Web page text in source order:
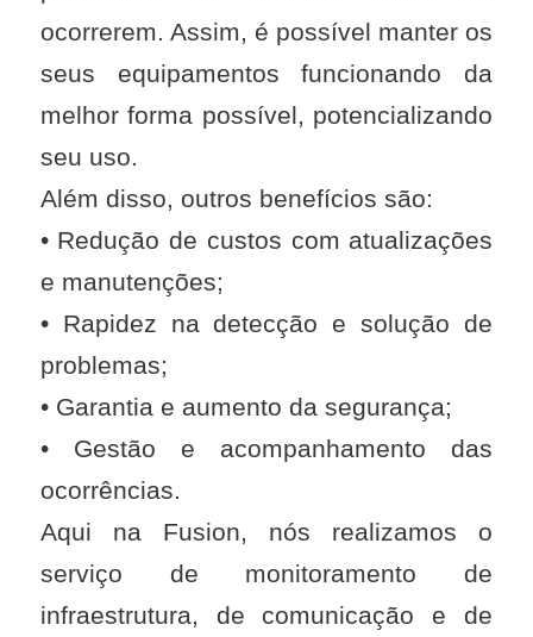
ocorrerem. Assim, é possível manter os
seus equipamentos funcionando da
melhor forma possível, potencializando
seu uso.
Além disso, outros benefícios são:
• Redução de custos com atualizações
e manutenções;
• Rapidez na detecção e solução de
problemas;
• Garantia e aumento da segurança;
• Gestão e acompanhamento das
ocorrências.
Aqui na Fusion, nós realizamos o
serviço de monitoramento de
infraestrutura, de comunicação e de